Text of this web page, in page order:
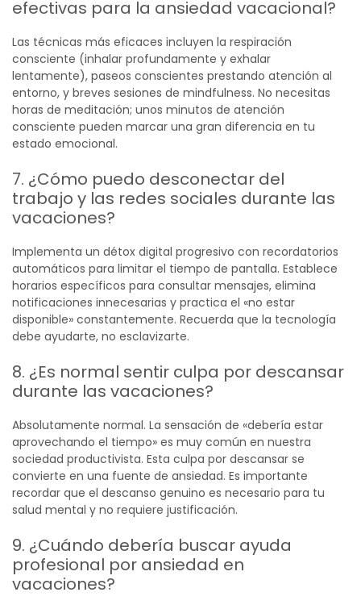
efectivas para la ansiedad vacacional?
Las técnicas más eficaces incluyen la respiración
consciente (inhalar profundamente y exhalar
lentamente), paseos conscientes prestando atención al
entorno, y breves sesiones de mindfulness. No necesitas
horas de meditación; unos minutos de atención
consciente pueden marcar una gran diferencia en tu
estado emocional.
7. ¿Cómo puedo desconectar del
trabajo y las redes sociales durante las
vacaciones?
Implementa un détox digital progresivo con recordatorios
automáticos para limitar el tiempo de pantalla. Establece
horarios específicos para consultar mensajes, elimina
notificaciones innecesarias y practica el «no estar
disponible» constantemente. Recuerda que la tecnología
debe ayudarte, no esclavizarte.
8. ¿Es normal sentir culpa por descansar
durante las vacaciones?
Absolutamente normal. La sensación de «debería estar
aprovechando el tiempo» es muy común en nuestra
sociedad productivista. Esta culpa por descansar se
convierte en una fuente de ansiedad. Es importante
recordar que el descanso genuino es necesario para tu
salud mental y no requiere justificación.
9. ¿Cuándo debería buscar ayuda
profesional por ansiedad en
vacaciones?